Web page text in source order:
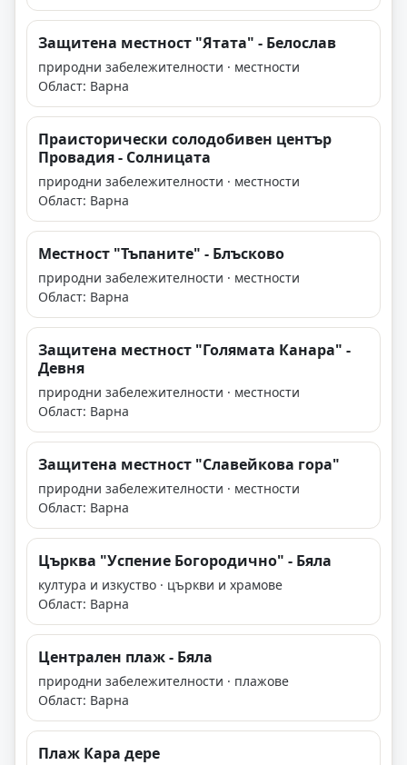
Защитена местност "Ятата" - Белослав
природни забележителности · местности
Област: Варна
Праисторически солодобивен център
Провадия - Солницата
природни забележителности · местности
Област: Варна
Местност "Тъпаните" - Блъсково
природни забележителности · местности
Област: Варна
Защитена местност "Голямата Канара" -
Девня
природни забележителности · местности
Област: Варна
Защитена местност "Славейкова гора"
природни забележителности · местности
Област: Варна
Църква "Успение Богородично" - Бяла
култура и изкуство · църкви и храмове
Област: Варна
Централен плаж - Бяла
природни забележителности · плажове
Област: Варна
Плаж Кара дере